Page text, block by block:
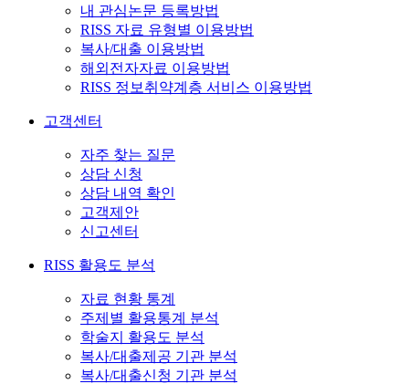
내 관심논문 등록방법
RISS 자료 유형별 이용방법
복사/대출 이용방법
해외전자자료 이용방법
RISS 정보취약계층 서비스 이용방법
고객센터
자주 찾는 질문
상담 신청
상담 내역 확인
고객제안
신고센터
RISS 활용도 분석
자료 현황 통계
주제별 활용통계 분석
학술지 활용도 분석
복사/대출제공 기관 분석
복사/대출신청 기관 분석